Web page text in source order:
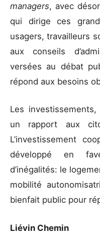
managers, avec
qui dirige ces
usagers, travailleurs
aux conseils
versées au débat
répond aux besoins
Les
un rapport aux
L’investissement
développé en
d’inégalités: le
mobilité
bienfait public pour
Liévin Chemin